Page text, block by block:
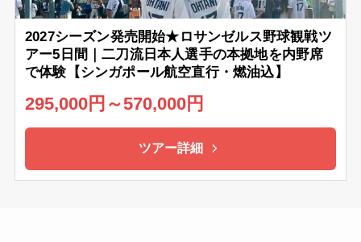
2027シーズン発売開始★ロサンゼルス野球観戦ツ
アー5日間｜二刀流日本人選手の本拠地を内野席
で体験【シンガポール航空直行・燃油込】
295,000円～570,000円
ツアー詳細